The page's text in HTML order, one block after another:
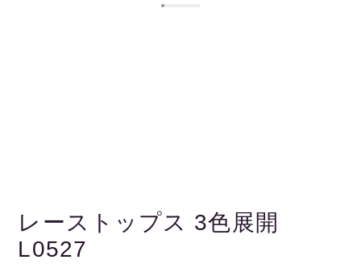
レーストップス 3色展開
L0527